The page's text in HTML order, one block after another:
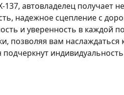
137, автовладелец получает
надежное сцепление с
и уверенность в каждой
позволяя вам